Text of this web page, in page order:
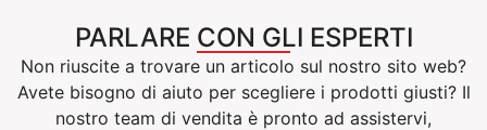
PARLARE CON GLI ESPERTI
Non riuscite a trovare un articolo sul nostro sito web?
Avete bisogno di aiuto per scegliere i prodotti giusti? Il
nostro team di vendita è pronto ad assistervi,